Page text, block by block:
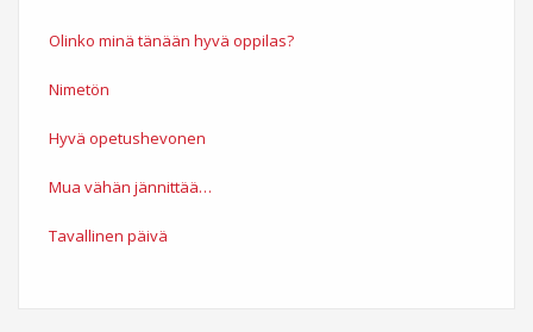
Olinko minä tänään hyvä oppilas?
Nimetön
Hyvä opetushevonen
Mua vähän jännittää…
Tavallinen päivä